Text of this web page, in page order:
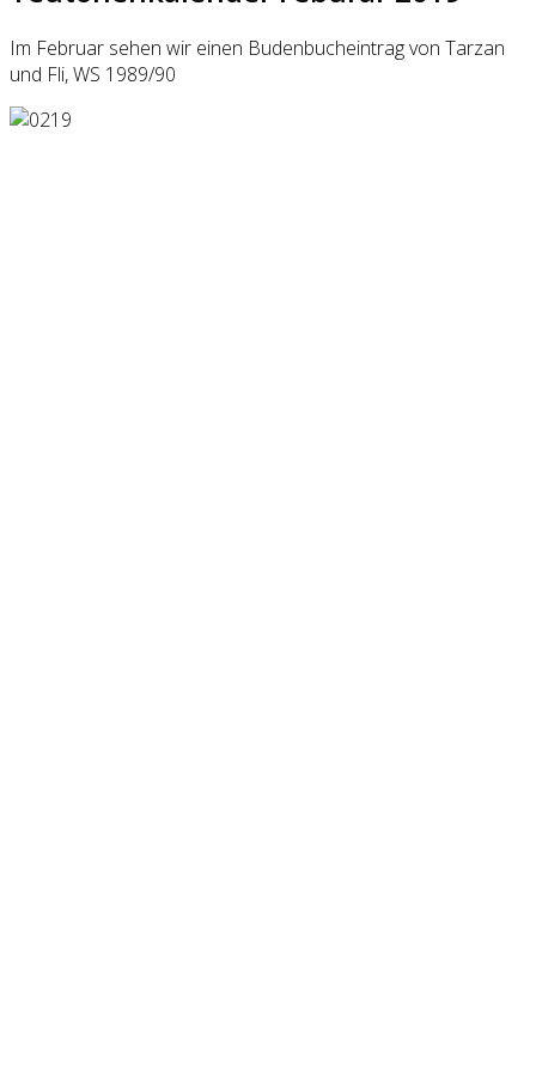
Im Februar sehen wir einen Budenbucheintrag von Tarzan
und Fli, WS 1989/90